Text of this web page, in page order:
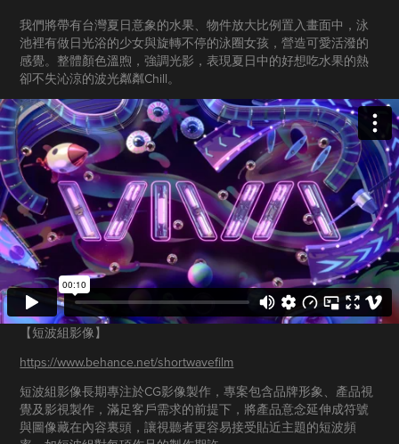
我們將帶有台灣夏日意象的水果、物件放大比例置入畫面中，泳
池裡有做日光浴的少女與旋轉不停的泳圈女孩，營造可愛活潑的
感覺。整體顏色溫煦，強調光影，表現夏日中的好想吃水果的熱
卻不失沁涼的波光粼粼Chill。
【短波組影像​​​​​​​】
https://www.behance.net/shortwavefilm
短波組影像長期專注於CG影像製作，專案包含品牌形象、產品視
覺及影視製作，滿足客戶需求的前提下，將產品意念延伸成符號
與圖像藏在內容裏頭，讓視聽者更容易接受貼近主題的短波頻